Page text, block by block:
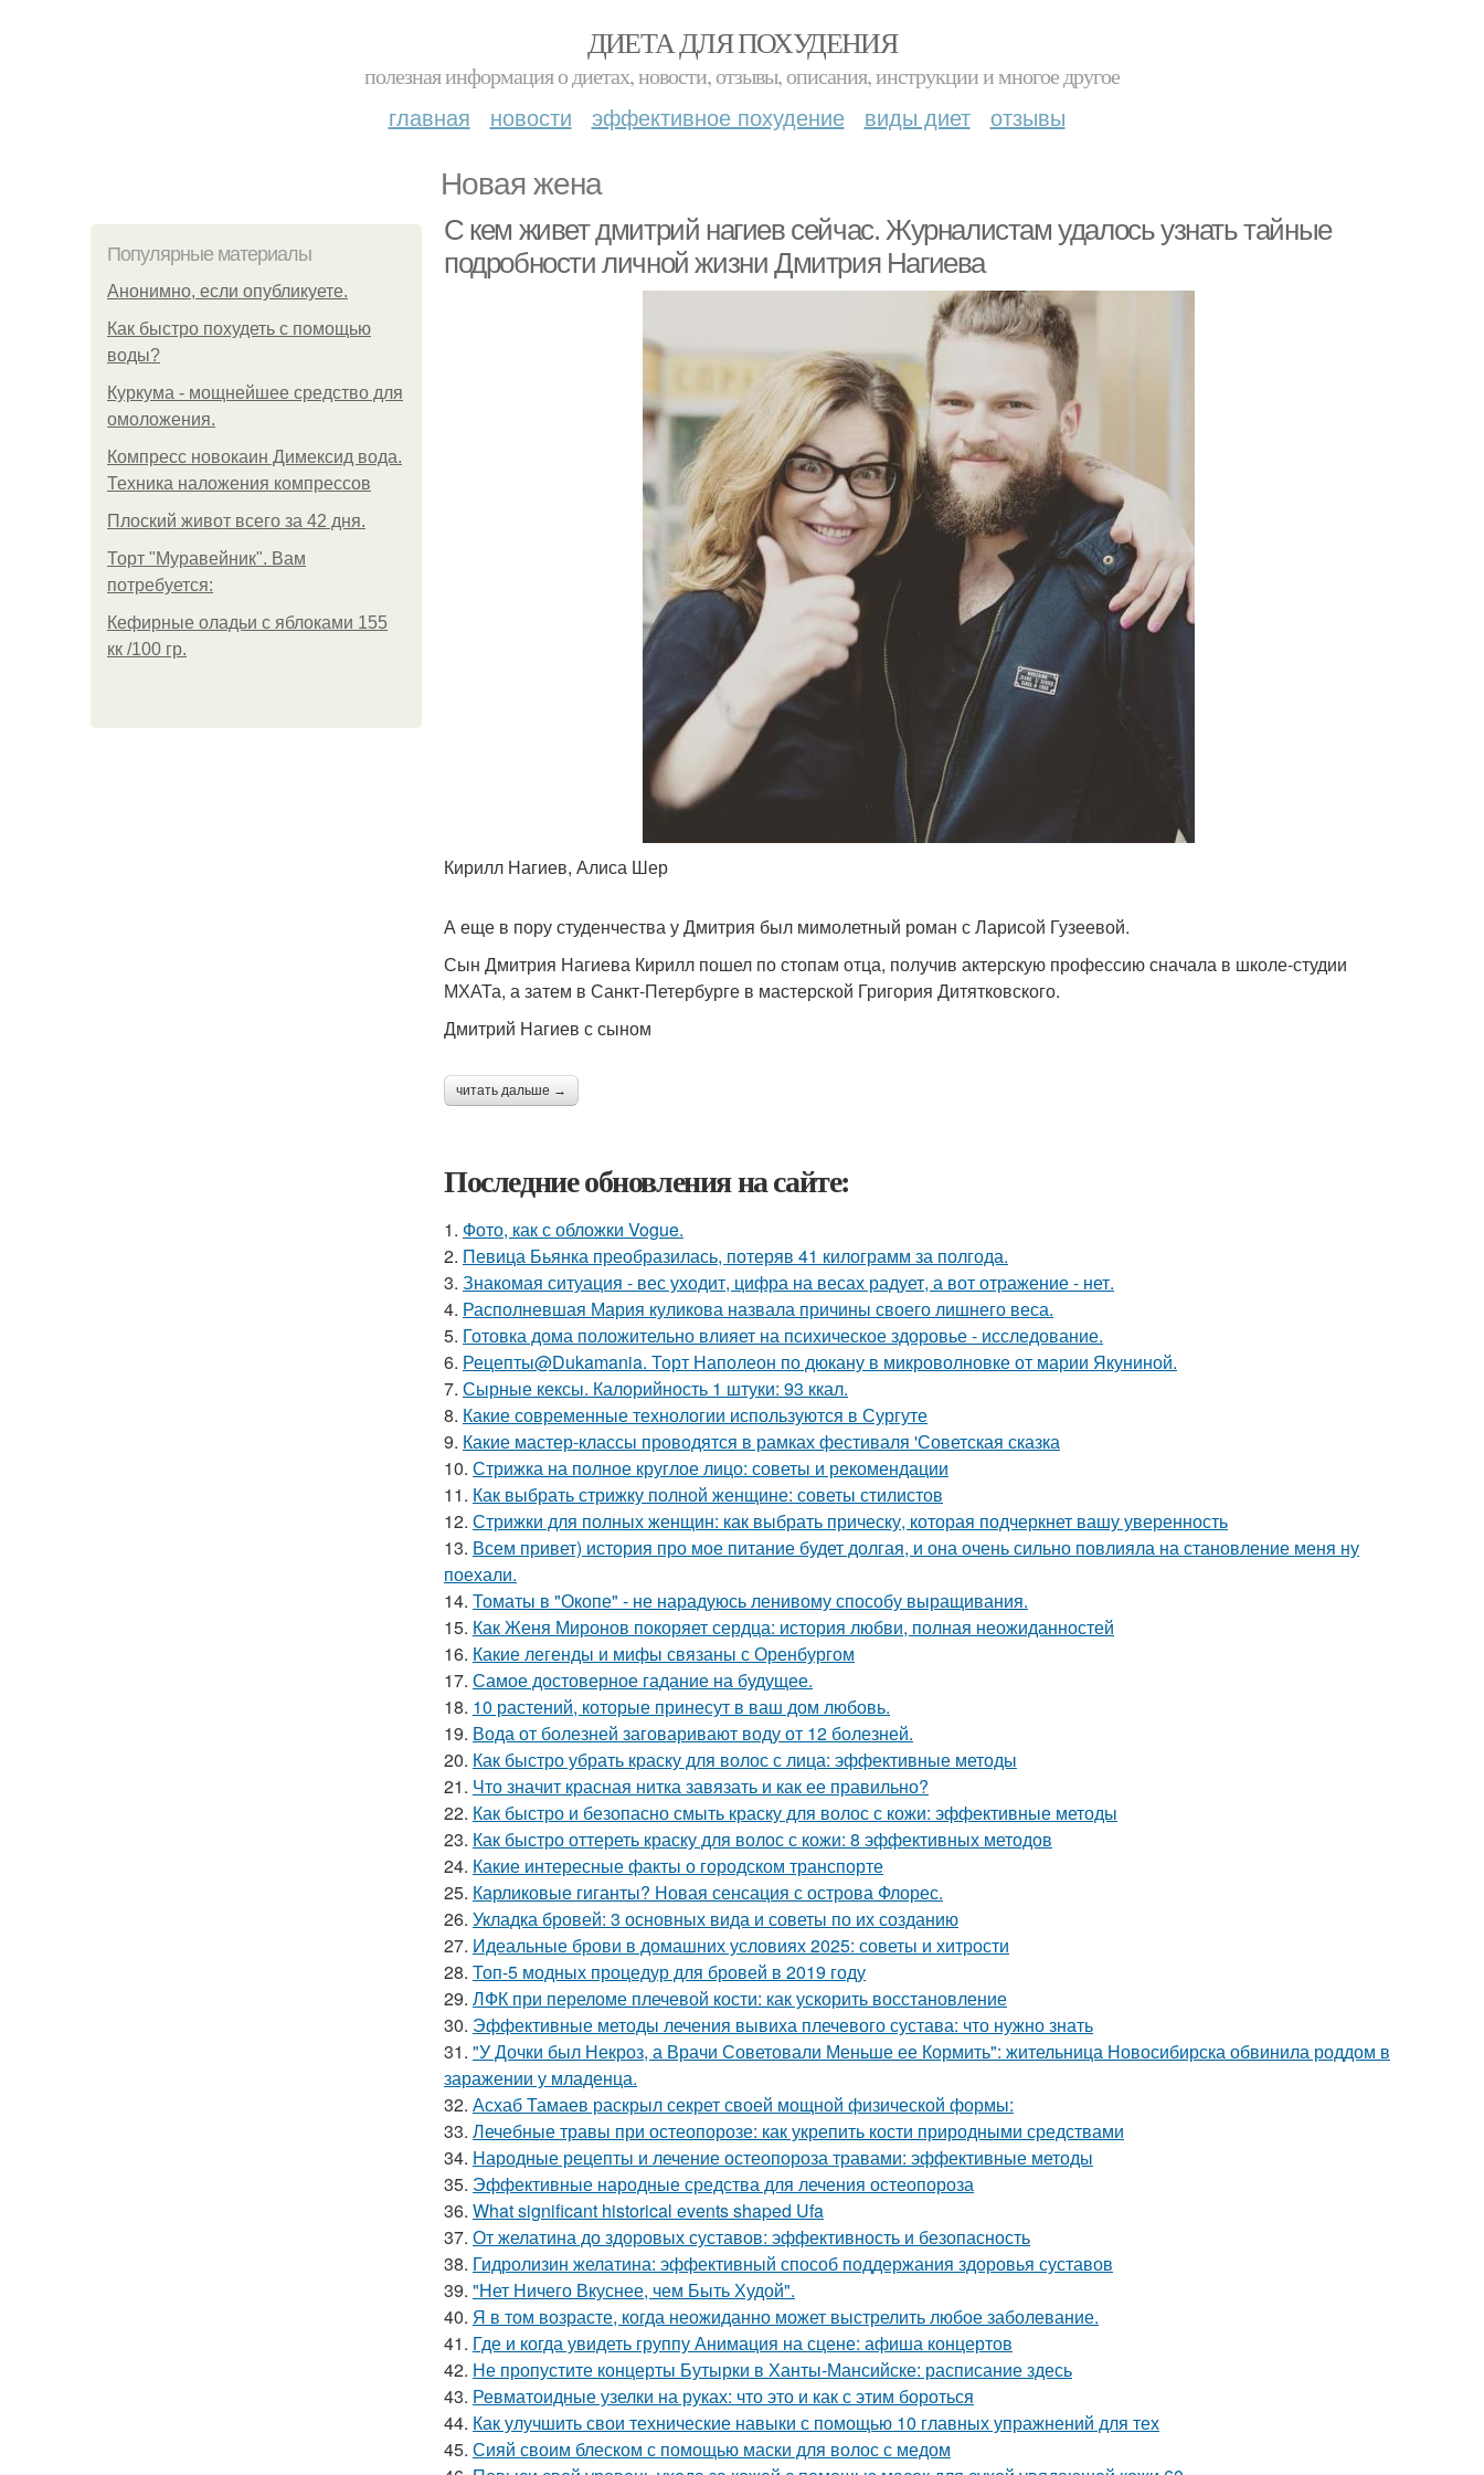
ДИЕТА ДЛЯ ПОХУДЕНИЯ
полезная информация о диетах, новости, отзывы, описания, инструкции и многое другое
главная новости эффективное похудение виды диет отзывы
Новая жена
Популярные материалы
Анонимно, если опубликуете.
Как быстро похудеть с помощью
воды?
Куркума - мощнейшее средство для
омоложения.
Компресс новокаин Димексид вода.
Техника наложения компрессов
Плоский живот всего за 42 дня.
Торт "Муравейник". Вам
потребуется:
Кефирные оладьи с яблоками 155
кк /100 гр.
С кем живет дмитрий нагиев сейчас. Журналистам удалось узнать тайные
подробности личной жизни Дмитрия Нагиева
Кирилл Нагиев, Алиса Шер
А еще в пору студенчества у Дмитрия был мимолетный роман с Ларисой Гузеевой.
Сын Дмитрия Нагиева Кирилл пошел по стопам отца, получив актерскую профессию сначала в школе-студии
МХАТа, а затем в Санкт-Петербурге в мастерской Григория Дитятковского.
Дмитрий Нагиев с сыном
читать дальше →
Последние обновления на сайте:
1. Фото, как с обложки Vogue.
2. Певица Бьянка преобразилась, потеряв 41 килограмм за полгода.
3. Знакомая ситуация - вес уходит, цифра на весах радует, а вот отражение - нет.
4. Располневшая Мария куликова назвала причины своего лишнего веса.
5. Готовка дома положительно влияет на психическое здоровье - исследование.
6. Рецепты@Dukamania. Торт Наполеон по дюкану в микроволновке от марии Якуниной.
7. Сырные кексы. Калорийность 1 штуки: 93 ккал.
8. Какие современные технологии используются в Сургуте
9. Какие мастер-классы проводятся в рамках фестиваля 'Советская сказка
10. Стрижка на полное круглое лицо: советы и рекомендации
11. Как выбрать стрижку полной женщине: советы стилистов
12. Стрижки для полных женщин: как выбрать прическу, которая подчеркнет вашу уверенность
13. Всем привет) история про мое питание будет долгая, и она очень сильно повлияла на становление меня ну
поехали.
14. Томаты в "Окопе" - не нарадуюсь ленивому способу выращивания.
15. Как Женя Миронов покоряет сердца: история любви, полная неожиданностей
16. Какие легенды и мифы связаны с Оренбургом
17. Самое достоверное гадание на будущее.
18. 10 растений, которые принесут в ваш дом любовь.
19. Вода от болезней заговаривают воду от 12 болезней.
20. Как быстро убрать краску для волос с лица: эффективные методы
21. Что значит красная нитка завязать и как ее правильно?
22. Как быстро и безопасно смыть краску для волос с кожи: эффективные методы
23. Как быстро оттереть краску для волос с кожи: 8 эффективных методов
24. Какие интересные факты о городском транспорте
25. Карликовые гиганты? Новая сенсация с острова Флорес.
26. Укладка бровей: 3 основных вида и советы по их созданию
27. Идеальные брови в домашних условиях 2025: советы и хитрости
28. Топ-5 модных процедур для бровей в 2019 году
29. ЛФК при переломе плечевой кости: как ускорить восстановление
30. Эффективные методы лечения вывиха плечевого сустава: что нужно знать
31. "У Дочки был Некроз, а Врачи Советовали Меньше ее Кормить": жительница Новосибирска обвинила роддом в
заражении у младенца.
32. Асхаб Тамаев раскрыл секрет своей мощной физической формы:
33. Лечебные травы при остеопорозе: как укрепить кости природными средствами
34. Народные рецепты и лечение остеопороза травами: эффективные методы
35. Эффективные народные средства для лечения остеопороза
36. What significant historical events shaped Ufa
37. От желатина до здоровых суставов: эффективность и безопасность
38. Гидролизин желатина: эффективный способ поддержания здоровья суставов
39. "Нет Ничего Вкуснее, чем Быть Худой".
40. Я в том возрасте, когда неожиданно может выстрелить любое заболевание.
41. Где и когда увидеть группу Анимация на сцене: афиша концертов
42. Не пропустите концерты Бутырки в Ханты-Мансийске: расписание здесь
43. Ревматоидные узелки на руках: что это и как с этим бороться
44. Как улучшить свои технические навыки с помощью 10 главных упражнений для тех
45. Сияй своим блеском с помощью маски для волос с медом